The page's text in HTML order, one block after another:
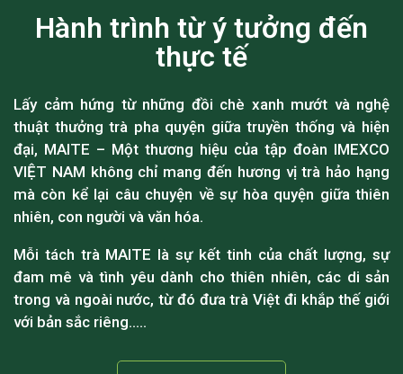
Hành trình từ ý tưởng đến
thực tế
Lấy cảm hứng từ những đồi chè xanh mướt và nghệ
thuật thưởng trà pha quyện giữa truyền thống và hiện
đại, MAITE – Một thương hiệu của tập đoàn IMEXCO
VIỆT NAM không chỉ mang đến hương vị trà hảo hạng
mà còn kể lại câu chuyện về sự hòa quyện giữa thiên
nhiên, con người và văn hóa.
Mỗi tách trà MAITE là sự kết tinh của chất lượng, sự
đam mê và tình yêu dành cho thiên nhiên, các di sản
trong và ngoài nước, từ đó đưa trà Việt đi khắp thế giới
với bản sắc riêng…..